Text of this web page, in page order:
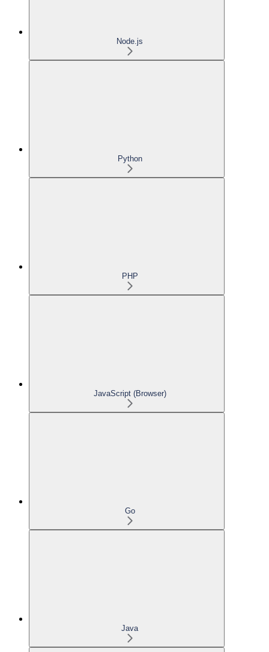
Node.js
Python
PHP
JavaScript (Browser)
Go
Java